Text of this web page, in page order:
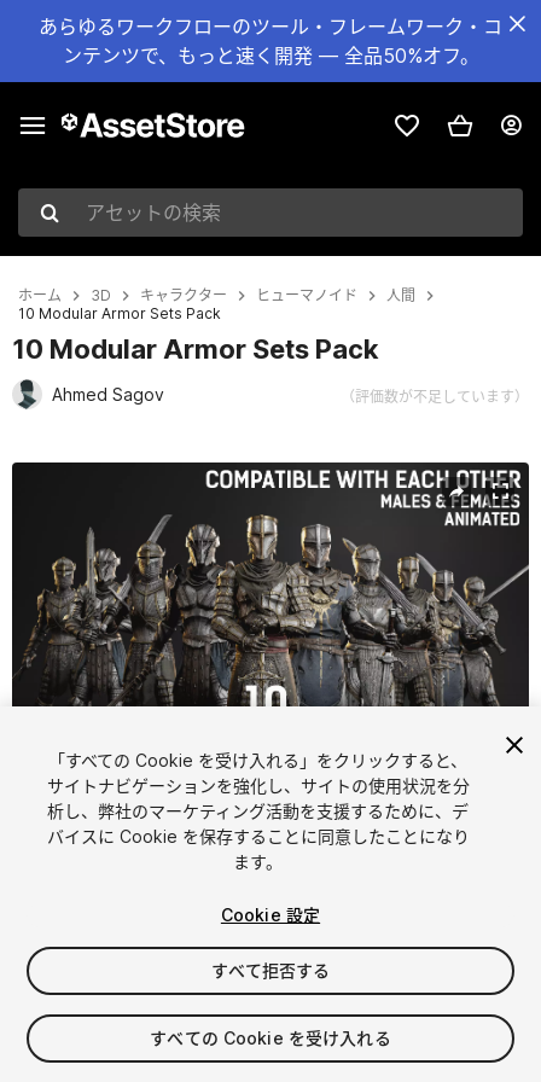
あらゆるワークフローのツール・フレームワーク・コ
ンテンツで、もっと速く開発 — 全品50%オフ。
アセットの検索
ホーム 3D キャラクター ヒューマノイド
人間
10 Modular Armor Sets Pack
10 Modular Armor Sets Pack
Ahmed Sagov （評価数が不足しています）
現在のスライド：1 / 28
1/ 28
$299.99
消費税は決済時に計算されます
「すべての Cookie を受け入れる」をクリックすると、
サイトナビゲーションを強化し、サイトの使用状況を分
析し、弊社のマーケティング活動を支援するために、デ
バイスに Cookie を保存することに同意したことになり
ます。
Cookie 設定
すべて拒否する
すべての Cookie を受け入れる